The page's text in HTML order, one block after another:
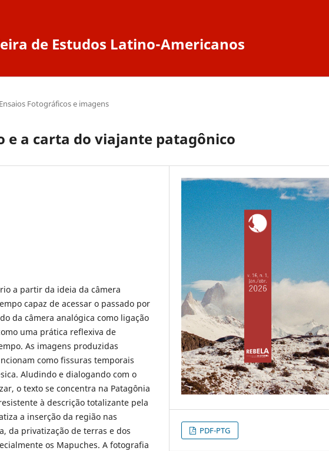
de Estudos Latino-Americanos
Ensaios Fotográficos e imagens
e a carta do viajante patagônico
a partir da ideia da câmera
capaz de acessar o passado por
da câmera analógica como ligação
uma prática reflexiva de
As imagens produzidas
como fissuras temporais
Aludindo e dialogando com o
o texto se concentra na Patagônia
à descrição totalizante pela
a inserção da região nas
da privatização de terras e dos
os Mapuches. A fotografia
PDF-PTG